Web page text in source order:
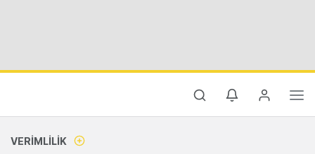
VERIMLILIK